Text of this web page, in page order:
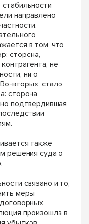
направлено
в том, что
сторона,
не
ни о
вторых, стало
сторона,
подтвердившая
также
решения суда о
связано и то,
меры
произошла в